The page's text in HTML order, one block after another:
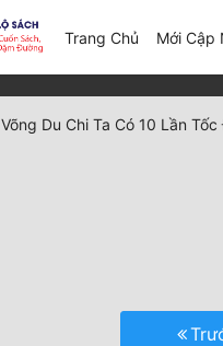
Trang Chủ Mới Cập
Võng Du Chi Ta Có 10 Lần